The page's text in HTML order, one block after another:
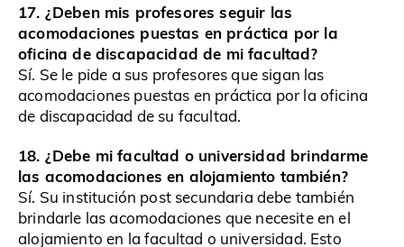
17. ¿Deben mis profesores seguir las
acomodaciones puestas en práctica por la
oficina de discapacidad de mi facultad?
Sí. Se le pide a sus profesores que sigan las
acomodaciones puestas en práctica por la oficina
de discapacidad de su facultad.
18. ¿Debe mi facultad o universidad brindarme
las acomodaciones en alojamiento también?
Sí. Su institución post secundaria debe también
brindarle las acomodaciones que necesite en el
alojamiento en la facultad o universidad. Esto